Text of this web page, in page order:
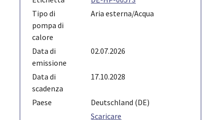
Tipo di
pompa di
calore
Aria esterna/Acqua
Data di
emissione
02.07.2026
Data di
scadenza
17.10.2028
Paese
Deutschland (DE)
Scaricare